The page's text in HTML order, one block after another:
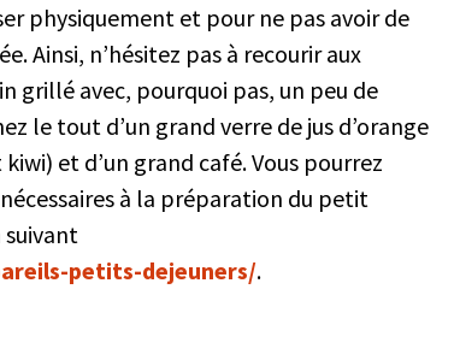
physiquement et pour ne pas avoir de
Ainsi, n’hésitez pas à recourir aux
grillé avec, pourquoi pas, un peu de
le tout d’un grand verre de jus d’orange
et d’un grand café. Vous pourrez
à la préparation du petit
petits-dejeuners/.